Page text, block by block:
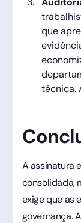
que
técnica.
A assinatura
consolidada,
exige que as
governança.